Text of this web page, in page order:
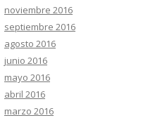
noviembre 2016
septiembre 2016
agosto 2016
junio 2016
mayo 2016
abril 2016
marzo 2016